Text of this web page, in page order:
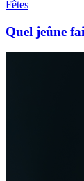
Fêtes
Quel jeûne